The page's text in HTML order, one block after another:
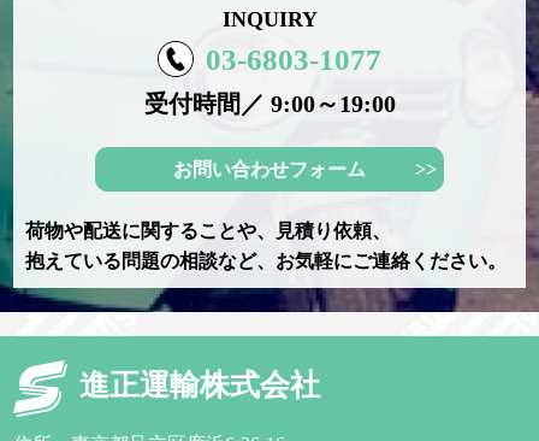
INQUIRY
03-6803-1077
受付時間／ 9:00～19:00
お問い合わせフォーム
荷物や配送に関することや、見積り依頼、
抱えている問題の相談など、お気軽にご連絡ください。
進正運輸株式会社